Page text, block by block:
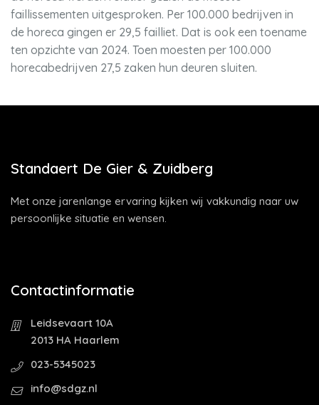
faillissementen uitgesproken. Per 100.000 bedrijven in
de horeca gingen er 29,5 failliet. Dat is ook een toename
ten opzichte van 2024. Toen moesten per 100.000
horecabedrijven 27,5 zaken hun deuren sluiten.
Standaert De Gier & Zuidberg
Met onze jarenlange ervaring kijken wij vakkundig naar uw
persoonlijke situatie en wensen.
Contactinformatie
Leidsevaart 10A
2013 HA Haarlem
023-5345023
info@sdgz.nl